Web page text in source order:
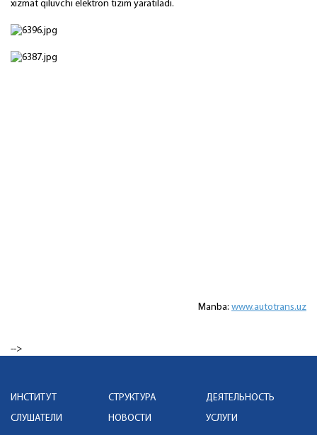
xizmat qiluvchi elektron tizim yaratiladi.
Manba: www.autotrans.uz
-->
ИНСТИТУТ СТРУКТУРА
ДЕЯТЕЛЬНОСТЬ
СЛУШАТЕЛИ
НОВОСТИ УСЛУГИ